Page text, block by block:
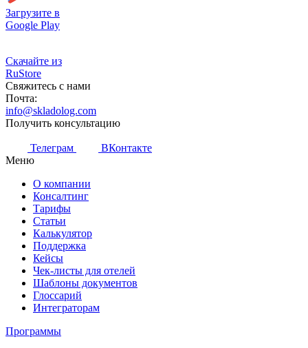
Загрузите в
Google Play
Скачайте из
RuStore
Свяжитесь с нами
Почта:
info@skladolog.com
Получить консультацию
Телеграм
ВКонтакте
Меню
О компании
Консалтинг
Тарифы
Статьи
Калькулятор
Поддержка
Кейсы
Чек-листы для отелей
Шаблоны документов
Глоссарий
Интеграторам
Программы